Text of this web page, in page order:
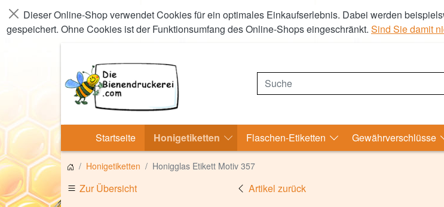
Schließen
Dieser Online-Shop verwendet Cookies für ein optimales Einkaufserlebnis. Dabei werden
gespeichert. Ohne Cookies ist der Funktionsumfang des Online-Shops eingeschränkt. Sind Sie damit
Suche
Startseite Honigetiketten Flaschen-Etiketten Gewährverschlüsse
Honigetiketten Honigglas Etikett Motiv 357
Zur Übersicht Artikel zurück